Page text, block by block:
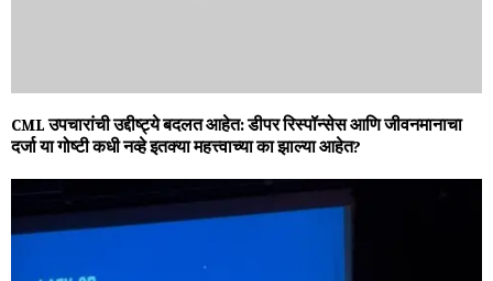
CML उपचारांची उद्दीष्ट्ये बदलत आहेत: डीपर रिस्पॉन्सेस आणि जीवनमानाचा
दर्जा या गोष्टी कधी नव्हे इतक्या महत्त्वाच्या का झाल्या आहेत?